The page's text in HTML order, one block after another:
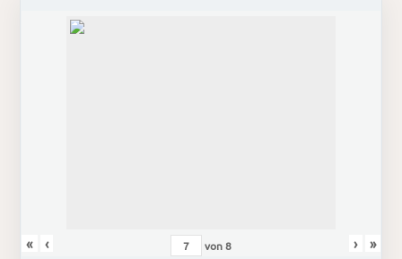
« ‹ von8 › »